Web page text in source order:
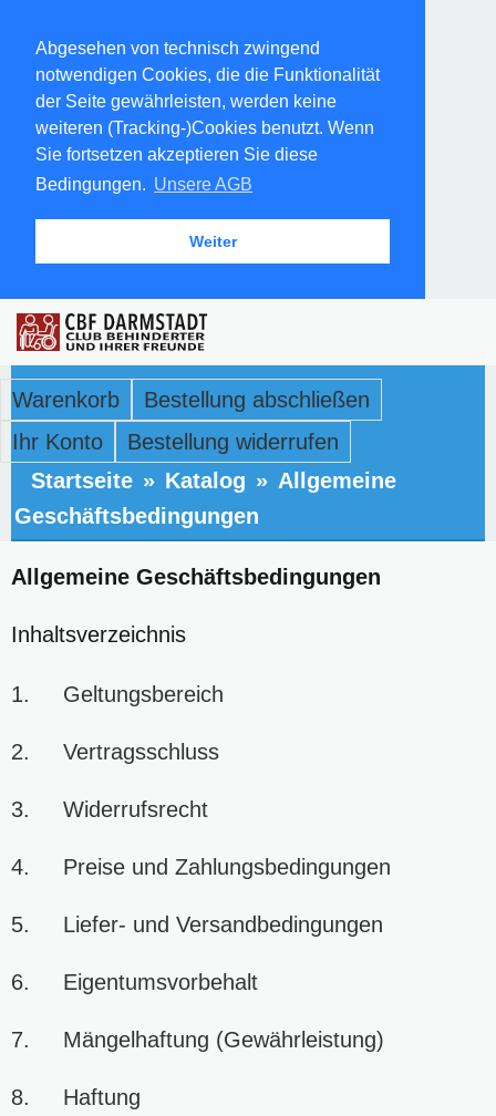
Abgesehen von technisch zwingend
notwendigen Cookies, die die Funktionalität
der Seite gewährleisten, werden keine
weiteren (Tracking-)Cookies benutzt. Wenn
Sie fortsetzen akzeptieren Sie diese
Bedingungen. Unsere AGB
Weiter
Warenkorb
Bestellung abschließen
Ihr Konto
Bestellung widerrufen
Startseite » Katalog » Allgemeine
Geschäftsbedingungen
Allgemeine Geschäftsbedingungen
Inhaltsverzeichnis
1. Geltungsbereich
2. Vertragsschluss
3. Widerrufsrecht
4. Preise und Zahlungsbedingungen
5. Liefer- und Versandbedingungen
6. Eigentumsvorbehalt
7. Mängelhaftung (Gewährleistung)
8. Haftung